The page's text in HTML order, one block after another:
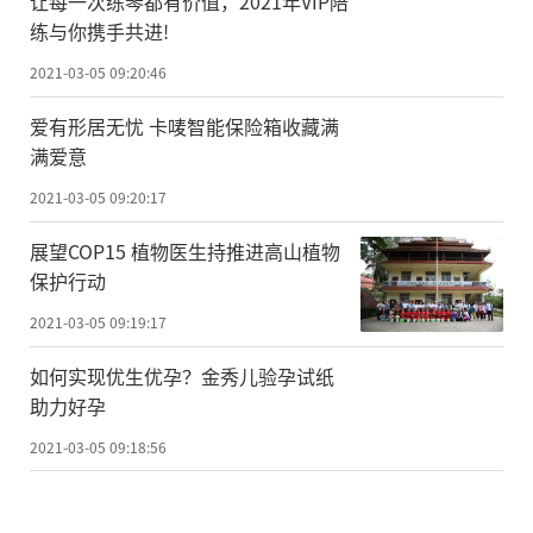
涉及“自动驾驶”“智能交通”等话题。202
0年，李彦宏委员曾提出加快智能交通基础设
施建设，助力交通强国战略的提案。在该提
案中，李彦宏委员建议应加强政策引导，鼓
励各地政府加大探索和投入，加强探索城市
智能交通运营商模式。如今，我国首个数字
交通运营商模式及自动驾驶示范运营模式，
已经在广州市并黄埔区率先落地。
责任编辑：kj005
练与你携手共进!
2021-03-05 09:20:46
爱有形居无忧 卡唛智能保险箱收藏满
满爱意
2021-03-05 09:20:17
展望COP15 植物医生持推进高山植物
保护行动
2021-03-05 09:19:17
如何实现优生优孕？金秀儿验孕试纸
助力好孕
2021-03-05 09:18:56